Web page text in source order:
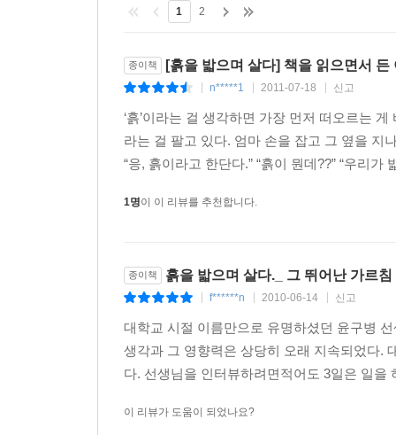
하나의 단일한 세상이 아닌 다양한 세계가 만
‘혁명가’이다. 끊임없는 갱신과 노력으로 점철된
새로운 세상을 상상하고 실천하여 만들었고, 지금
그의 생각, 말, 행동 그 자체가 철학이고 교훈이다
윤구병 선생은 서양철학, 그 중에서 플라톤과
되었는데, . 교육이 없으면 사람도 없다고 한다.
무엇일까?
생각했습니다. 하나는 자라나는 아이들에게 스스
힘을 길러주는 것이라고 생각했습니다. 저는 이
사람은 독수리, 범과 같은 맹수 종류와 달리 어
것이 아니라 이웃과 더불어 살면서 길러집니다.
1 2
종이책 [흙을 밟으며 살다] 책을 읽으면서 든
n*****1 2011-07-18 신고
‘흙’이라는 걸 생각하면 가장 먼저 떠오르는
라는 걸 팔고 있다. 엄마 손을 잡고 그 옆을 지
“응, 흙이라고 한단다.” “흙이 뭔데??” “우리가
1명이 이 리뷰를 추천합니다.
종이책 흙을 밟으며 살다._ 그 뛰어난 가르침
f******n 2010-06-14 신고
대학교 시절 이름만으로 유명하셨던 윤구병
생각과 그 영향력은 상당히 오래 지속되었다.
다. 선생님을 인터뷰하려면적어도 3일은 일
이 리뷰가 도움이 되었나요?